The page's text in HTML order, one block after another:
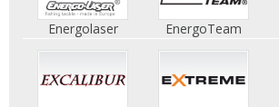
Energolaser EnergoTeam